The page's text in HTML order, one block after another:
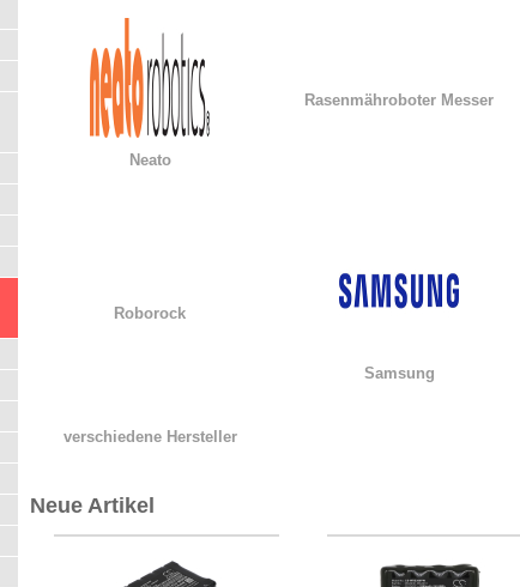
Neato
Rasenmähroboter Messer
Roborock
Samsung
verschiedene Hersteller
Neue Artikel